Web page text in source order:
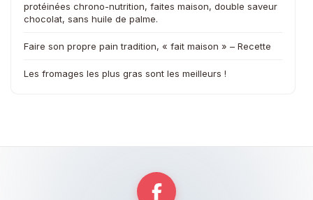
protéinées chrono-nutrition, faites maison, double saveur
chocolat, sans huile de palme.
Faire son propre pain tradition, « fait maison » – Recette
Les fromages les plus gras sont les meilleurs !